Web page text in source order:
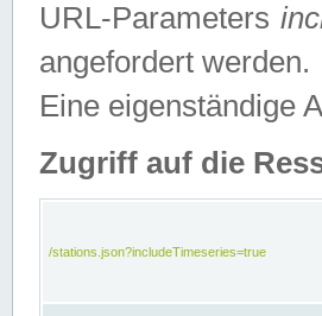
URL-Parameters
angefordert werden.
Eine eigenständige
Zugriff auf die
/stations.json?includeTimeseries=true